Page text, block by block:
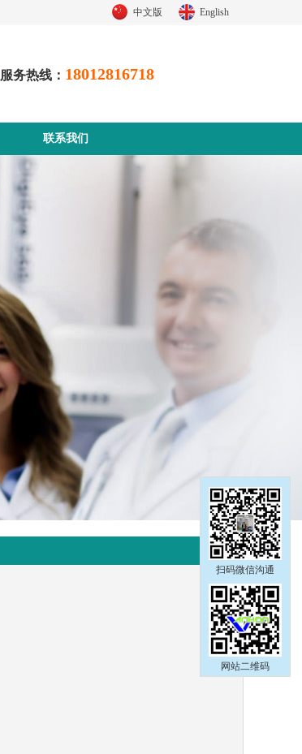
中文版 English
服务热线： 18012816718
联系我们
扫码微信沟通
网站二维码